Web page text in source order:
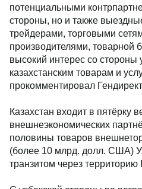
потенциальными
стороны, но и также
трейдерами, торговыми
производителями, товарной
высокий интерес со стороны
казахстанским товарам и
прокомментировал
Казахстан входит в пятёрку
внешнеэкономических
половины товаров
(более 10 млрд. долл. США)
транзитом через территорию